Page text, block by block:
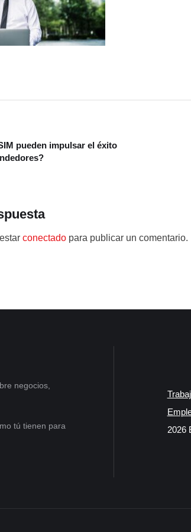
pueden impulsar el éxito
conectado para publicar un comentario.
negocios,
tú tienen para
2026